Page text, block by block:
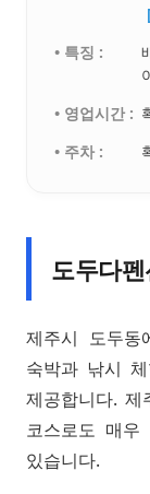
• 특징 :
• 영업시간 :
• 주차 :
도두다
제주시 도두
숙박과 낚시
제공합니다.
코스로도 매우
있습니다.